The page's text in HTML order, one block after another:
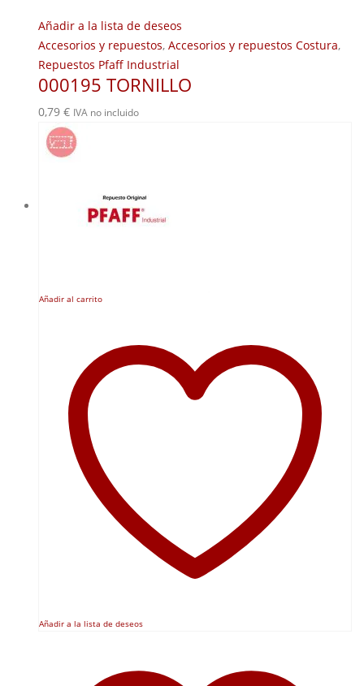
Añadir a la lista de deseos
Accesorios y repuestos, Accesorios y repuestos Costura,
Repuestos Pfaff Industrial
000195 TORNILLO
0,79 € IVA no incluido
Añadir al carrito
Añadir a la lista de deseos